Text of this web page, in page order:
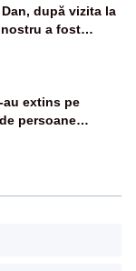
după vizita la
a fost
de Statele
au extins pe
persoane
blocate de